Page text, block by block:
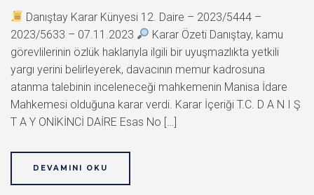
Danıştay Karar Künyesi 12. Daire – 2023/5444 –
2023/5633 – 07.11.2023
Karar Özeti Danıştay, kamu
görevlilerinin özlük haklarıyla ilgili bir uyuşmazlıkta yetkili
yargı yerini belirleyerek, davacının memur kadrosuna
atanma talebinin inceleneceği mahkemenin Manisa İdare
Mahkemesi olduğuna karar verdi. Karar İçeriği T.C. D A N I Ş
T A Y ONİKİNCİ DAİRE Esas No […]
DEVAMINI OKU